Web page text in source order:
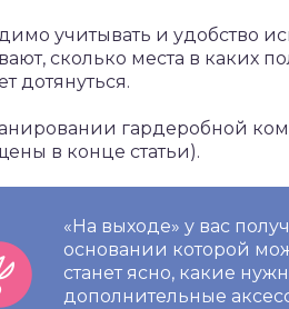
учитывать и удобство
сколько места в каких
дотянуться.
гардеробной
в конце статьи).
«На выходе» у вас
основании которой
станет ясно, какие
дополнительные